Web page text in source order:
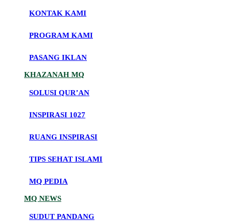
KONTAK KAMI
PROGRAM KAMI
PASANG IKLAN
KHAZANAH MQ
SOLUSI QUR’AN
INSPIRASI 1027
RUANG INSPIRASI
TIPS SEHAT ISLAMI
MQ PEDIA
MQ NEWS
SUDUT PANDANG